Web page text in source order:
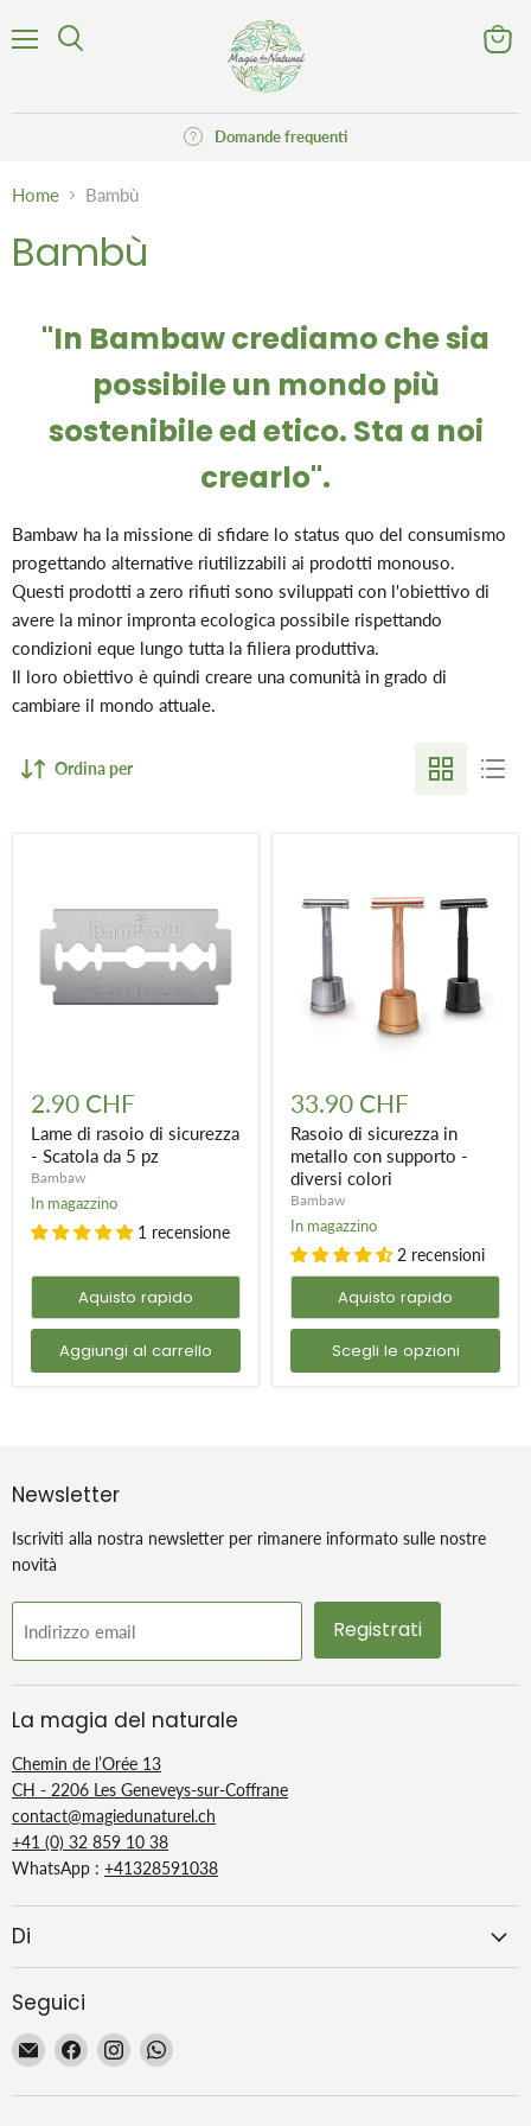
Domande frequenti
Home Bambù
Bambù
"In Bambaw crediamo che sia
possibile un mondo più
sostenibile ed etico. Sta a noi
crearlo".
Bambaw ha la missione di sfidare lo status quo del consumismo
progettando alternative riutilizzabili ai prodotti monouso.
Questi prodotti a zero rifiuti sono sviluppati con l'obiettivo di
avere la minor impronta ecologica possibile rispettando
condizioni eque lungo tutta la filiera produttiva.
Il loro obiettivo è quindi creare una comunità in grado di
cambiare il mondo attuale.
Ordina per
di
rasoio
di
sicurezza
Scatola
da
5
pz
2.90 CHF
Lame di rasoio di sicurezza
- Scatola da 5 pz
Bambaw
In magazzino
1 recensione
Aquisto rapido
Aggiungi al carrello
di
sicurezza
in
metallo
con
supporto
diversi
colori
33.90 CHF
Rasoio di sicurezza in
metallo con supporto -
diversi colori
Bambaw
In magazzino
2 recensioni
Aquisto rapido
Scegli le opzioni
Newsletter
Iscriviti alla nostra newsletter per rimanere informato sulle nostre
novità
Indirizzo email Registrati
La magia del naturale
Chemin de l’Orée 13
CH - 2206 Les Geneveys-sur-Coffrane
contact@magiedunaturel.ch
+41 (0) 32 859 10 38
WhatsApp : +41328591038
Di
Seguici
Email
Magie
Trovaci
Facebook
Trovaci
Instagram
Trovaci
WhatsApp